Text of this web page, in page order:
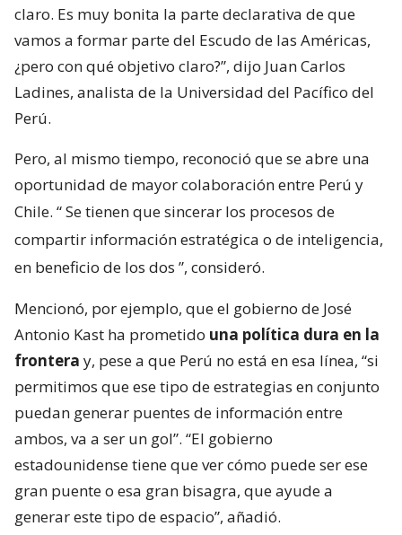
claro. Es muy bonita la parte declarativa de que
vamos a formar parte del Escudo de las Américas,
¿pero con qué objetivo claro?”, dijo Juan Carlos
Ladines, analista de la Universidad del Pacífico del
Perú.
Pero, al mismo tiempo, reconoció que se abre una
oportunidad de mayor colaboración entre Perú y
Chile. “Se tienen que sincerar los procesos de
compartir información estratégica o de inteligencia,
en beneficio de los dos ”, consideró.
Mencionó, por ejemplo, que el gobierno de José
Antonio Kast ha prometido una política dura en la
frontera y, pese a que Perú no está en esa línea, “si
permitimos que ese tipo de estrategias en conjunto
puedan generar puentes de información entre
ambos, va a ser un gol”. “El gobierno
estadounidense tiene que ver cómo puede ser ese
gran puente o esa gran bisagra, que ayude a
generar este tipo de espacio”, añadió.